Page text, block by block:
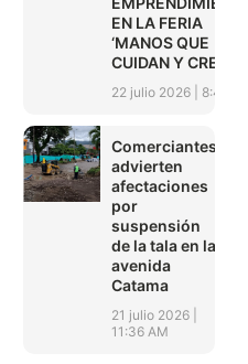
EN LA FERIA
‘MANOS QUE
CUIDAN Y CREAN’
22 julio 2026 8:45
Comerciantes
advierten
afectaciones
por
suspensión
de la tala en la
avenida
Catama
21 julio 2026
11:36 AM